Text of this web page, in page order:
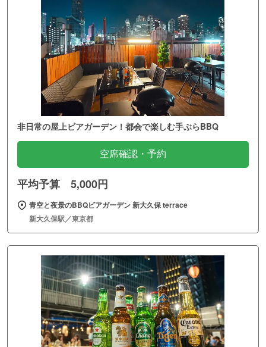
非日常の屋上ビアガーデン！都会で楽しむ手ぶらBBQ
空席確認・予約
平均予算 5,000円
青空と夜景のBBQビアガーデン 新大久保 terrace
新大久保駅／東京都